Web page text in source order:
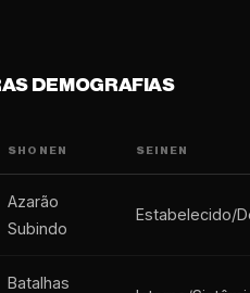
DEMOGRAFIAS
SHONEN SEINEN
Azarão
Subindo
Estabelecido/
Batalhas